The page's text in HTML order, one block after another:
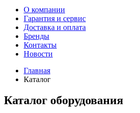
О компании
Гарантия и сервис
Доставка и оплата
Бренды
Контакты
Новости
Главная
Каталог
Каталог оборудования